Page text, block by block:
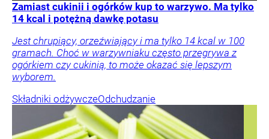
Zamiast cukinii i ogórków kup to warzywo. Ma tylko
14 kcal i potężną dawkę potasu
Jest chrupiący, orzeźwiający i ma tylko 14 kcal w 100
gramach. Choć w warzywniaku często przegrywa z
ogórkiem czy cukinią, to może okazać się lepszym
wyborem.
Składniki odżywczeOdchudzanie